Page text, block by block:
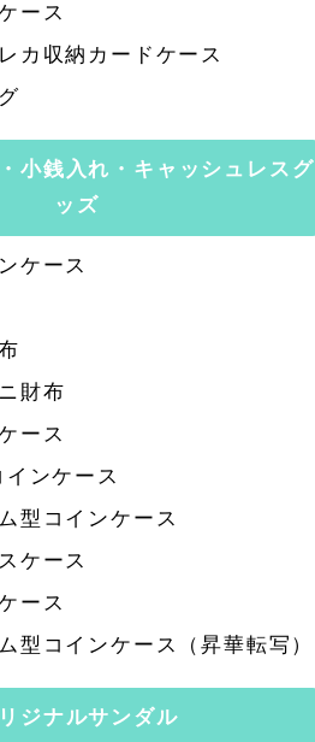
ース
カ収納カードケース
小銭入れ・キャッシュレスグ
ッズ
ケース
財布
ース
ンケース
型コインケース
ケース
ース
型コインケース（昇華転写）
ジナルサンダル